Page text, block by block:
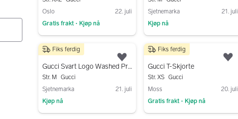
Oslo
22. juli
Gratis frakt • Kjøp nå
Sjetnemarka
21. juli
Kjøp nå
4 000 kr
Gucci Svart Logo Washed Print sz M Ubrukt
Str. M
Gucci
Sjetnemarka
21. juli
Kjøp nå
Fiks ferdig
Legg til som favoritt.
1 499 kr
Gucci T-Skjorte
Str. XS Gucci
Moss
20. juli
Gratis frakt • Kjøp nå
Fiks ferdig